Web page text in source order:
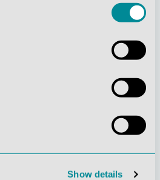
Show details
Verantwortung
Verständnis für